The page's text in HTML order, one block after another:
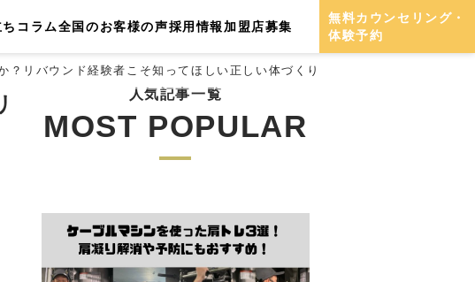
コラム全国のお客様の声採用情報 加盟店募集
無料カウンセリング・
体験予約
リバウンド経験者こそ知ってほしい正しい体づくり
人気記事一覧
MOST POPULAR